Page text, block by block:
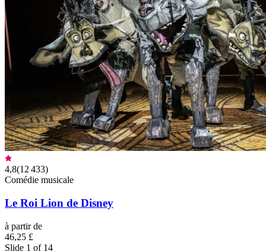
4,8(12 433)
Comédie musicale
Le Roi Lion de Disney
à partir de
46,25 £
Slide 1 of 14